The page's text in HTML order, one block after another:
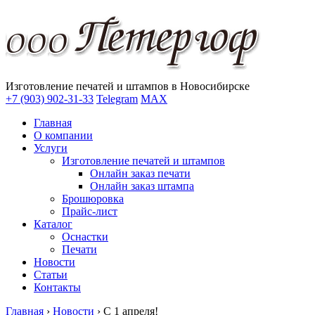
Изготовление печатей и штампов в Новосибирске
+7 (903) 902-31-33 Telegram MAX
Главная
О компании
Услуги
Изготовление печатей и штампов
Онлайн заказ печати
Онлайн заказ штампа
Брошюровка
Прайс-лист
Каталог
Оснастки
Печати
Новости
Статьи
Контакты
Главная › Новости › С 1 апреля!